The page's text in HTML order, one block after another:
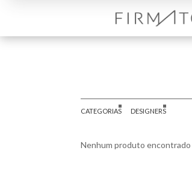
CATEGORIAS DESIGNERS
Nenhum produto encontrado